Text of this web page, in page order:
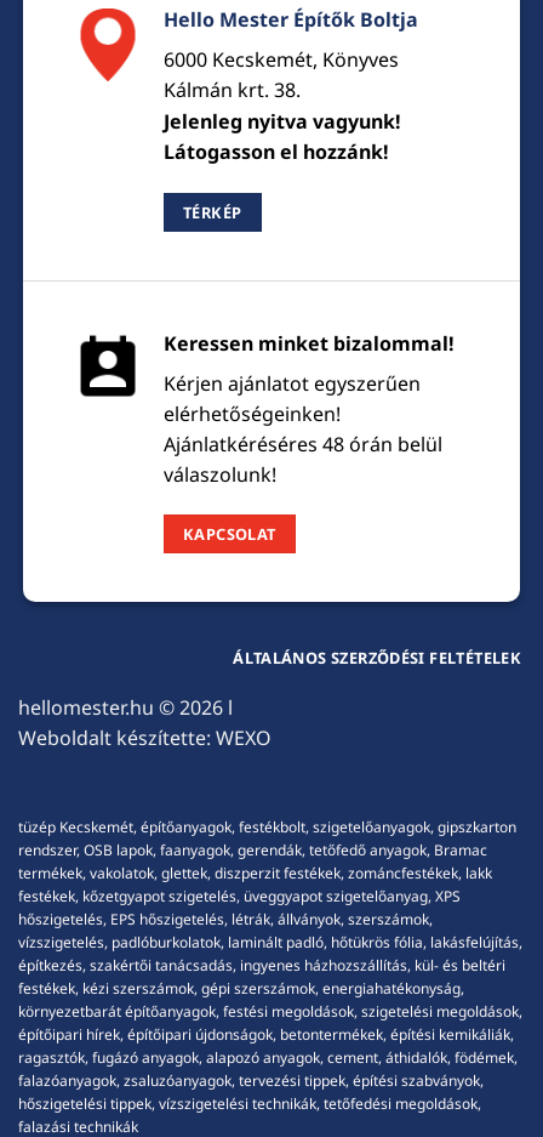
Hello Mester Építők Boltja
6000 Kecskemét, Könyves
Kálmán krt. 38.
Jelenleg nyitva vagyunk!
Látogasson el hozzánk!
TÉRKÉP
Keressen minket bizalommal!
Kérjen ajánlatot egyszerűen
elérhetőségeinken!
Ajánlatkéréséres 48 órán belül
válaszolunk!
KAPCSOLAT
hellomester.hu © 2026 l
Weboldalt készítette: WEXO
ÁLTALÁNOS SZERZŐDÉSI FELTÉTELEK
tüzép Kecskemét, építőanyagok, festékbolt, szigetelőanyagok, gipszkarton
rendszer, OSB lapok, faanyagok, gerendák, tetőfedő anyagok, Bramac
termékek, vakolatok, glettek, diszperzit festékek, zománcfestékek, lakk
festékek, kőzetgyapot szigetelés, üveggyapot szigetelőanyag, XPS
hőszigetelés, EPS hőszigetelés, létrák, állványok, szerszámok,
vízszigetelés, padlóburkolatok, laminált padló, hőtükrös fólia, lakásfelújítás,
építkezés, szakértői tanácsadás, ingyenes házhozszállítás, kül- és beltéri
festékek, kézi szerszámok, gépi szerszámok, energiahatékonyság,
környezetbarát építőanyagok, festési megoldások, szigetelési megoldások,
építőipari hírek, építőipari újdonságok, betontermékek, építési kemikáliák,
ragasztók, fugázó anyagok, alapozó anyagok, cement, áthidalók, födémek,
falazóanyagok, zsaluzóanyagok, tervezési tippek, építési szabványok,
hőszigetelési tippek, vízszigetelési technikák, tetőfedési megoldások,
falazási technikák